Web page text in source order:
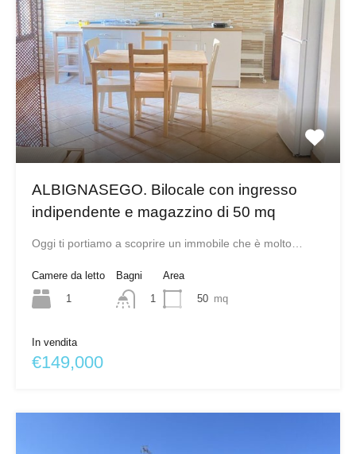
ALBIGNASEGO. Bilocale con ingresso
indipendente e magazzino di 50 mq
Oggi ti portiamo a scoprire un immobile che è molto…
Camere da letto
1
Bagni
1
Area
50 mq
In vendita
€149,000